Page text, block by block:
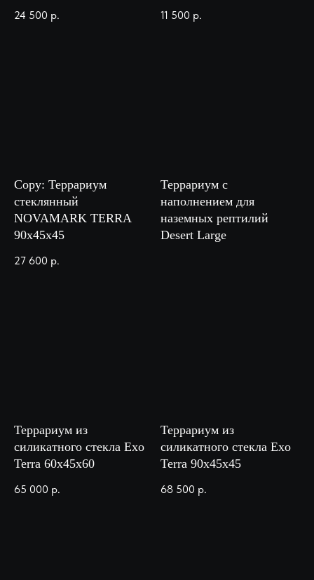
24 500 р. 11 500 р.
Copy: Террариум
стеклянный
NOVAMARK TERRA
90х45х45
27 600 р.
Террариум с
наполнением для
наземных рептилий
Desert Large
Террариум из
силикатного стекла Exo
Terra 60х45х60
65 000 р.
Террариум из
силикатного стекла Exo
Terra 90х45х45
68 500 р.